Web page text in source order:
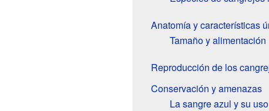
Anatomía y características
Tamaño y alimentación
Reproducción de los
Conservación y amenazas
La sangre azul y su